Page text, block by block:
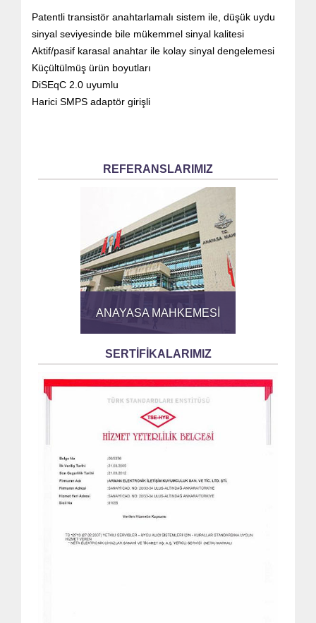
Patentli transistör anahtarlamalı sistem ile, düşük uydu
sinyal seviyesinde bile mükemmel sinyal kalitesi
Aktif/pasif karasal anahtar ile kolay sinyal dengelemesi
Küçültülmüş ürün boyutları
DiSEqC 2.0 uyumlu
Harici SMPS adaptör girişli
REFERANSLARIMIZ
ANAYASA MAHKEMESİ
SERTİFİKALARIMIZ